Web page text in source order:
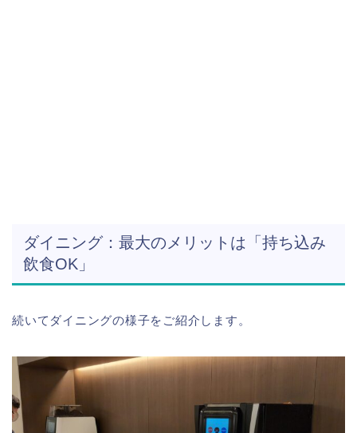
ダイニング：最大のメリットは「持ち込み
飲食OK」
続いてダイニングの様子をご紹介します。